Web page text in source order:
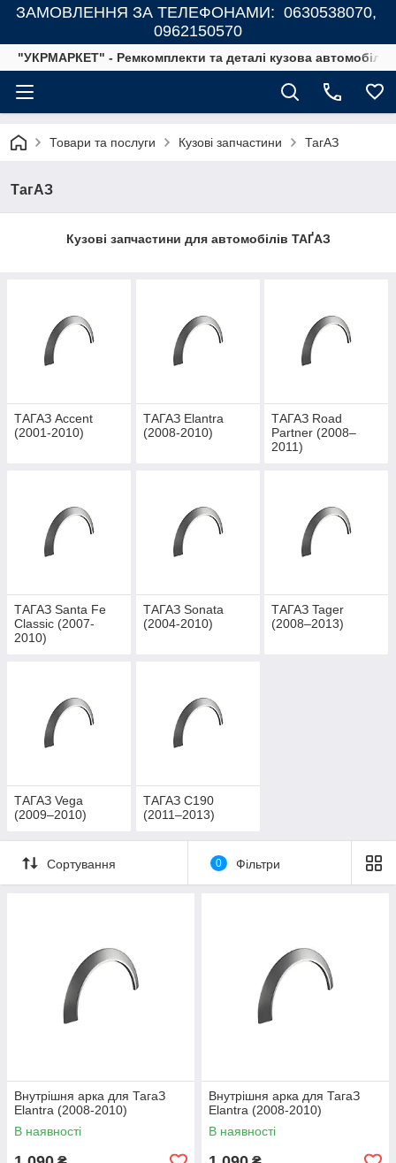
ЗАМОВЛЕННЯ ЗА ТЕЛЕФОНАМИ: 0630538070,
0962150570
"УКРМАРКЕТ" - Ремкомплекти та деталі кузова автомобілів
Товари та послуги Кузові запчастини ТагАЗ
ТагАЗ
Кузові запчастини для автомобілів ТАҐАЗ
ТАГАЗ Accent
(2001-2010)
ТАГАЗ Elantra
(2008-2010)
ТАГАЗ Road
Partner (2008–
2011)
ТАГАЗ Santa Fe
Classic (2007-
2010)
ТАГАЗ Sonata
(2004-2010)
ТАГАЗ Tager
(2008–2013)
ТАГАЗ Vega
(2009–2010)
ТАГАЗ С190
(2011–2013)
Сортування 0 Фільтри
Внутрішня арка для ТагаЗ
Elantra (2008-2010)
В наявності
Внутрішня арка для ТагаЗ
Elantra (2008-2010)
В наявності